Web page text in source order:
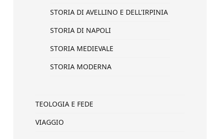
STORIA DI AVELLINO E DELL'IRPINIA
STORIA DI NAPOLI
STORIA MEDIEVALE
STORIA MODERNA
TEOLOGIA E FEDE
VIAGGIO